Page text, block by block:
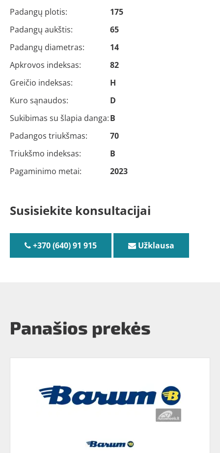
Padangų plotis:
175
Padangų aukštis:
65
Padangų diametras:
14
Apkrovos indeksas:
82
Greičio indeksas:
H
Kuro sąnaudos:
D
Sukibimas su šlapia danga:B
Padangos triukšmas:
70
Triukšmo indeksas:
B
Pagaminimo metai:
2023
Susisiekite konsultacijai
+370 (640) 91 915 Užklausa
Panašios prekės